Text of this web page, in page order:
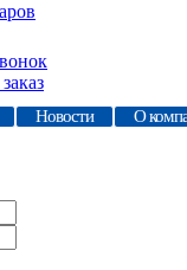
Новости О